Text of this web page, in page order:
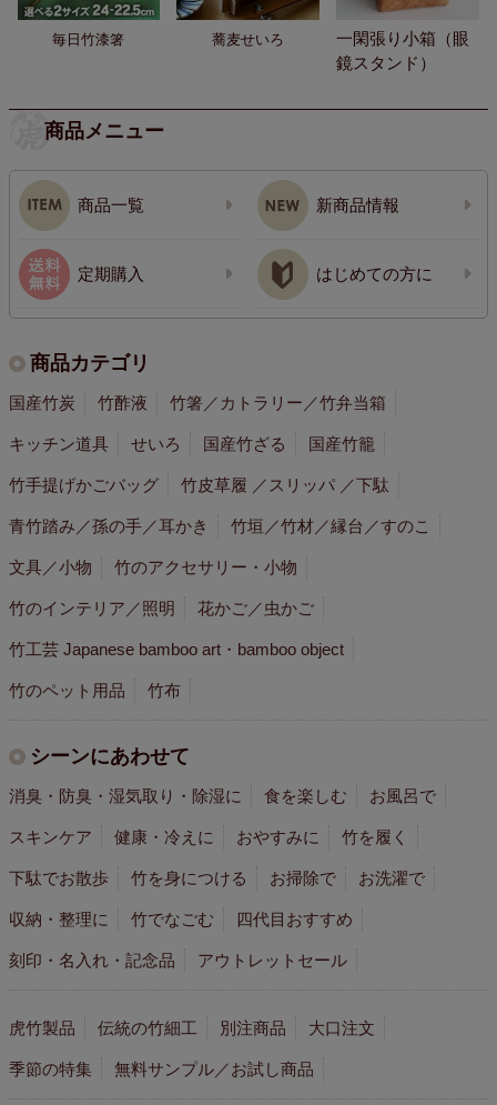
毎日竹漆箸 蕎麦せいろ
一閑張り小箱（眼
鏡スタンド）
商品メニュー
商品一覧 新商品情報
定期購入 はじめての方に
商品カテゴリ
国産竹炭 竹酢液 竹箸／カトラリー／竹弁当箱
キッチン道具 せいろ 国産竹ざる 国産竹籠
竹手提げかごバッグ 竹皮草履 ／スリッパ ／下駄
青竹踏み／孫の手／耳かき 竹垣／竹材／縁台／すのこ
文具／小物 竹のアクセサリー・小物
竹のインテリア／照明 花かご／虫かご
竹工芸 Japanese bamboo art・bamboo object
竹のペット用品 竹布
シーンにあわせて
消臭・防臭・湿気取り・除湿に 食を楽しむ お風呂で
スキンケア 健康・冷えに おやすみに 竹を履く
下駄でお散歩 竹を身につける お掃除で お洗濯で
収納・整理に 竹でなごむ 四代目おすすめ
刻印・名入れ・記念品 アウトレットセール
虎竹製品 伝統の竹細工 別注商品 大口注文
季節の特集 無料サンプル／お試し商品